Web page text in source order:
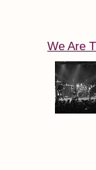
We Are